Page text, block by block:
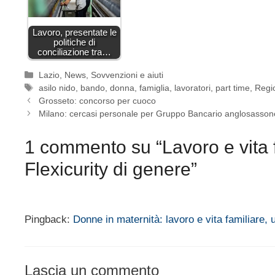
Lavoro, presentate le
politiche di
conciliazione tra…
Categorie
Lazio News Sovvenzioni e aiuti
Tag
asilo nido bando ,donna ,famiglia lavoratori part time
Grosseto: concorso per cuoco
Milano: cercasi personale per Gruppo Bancario
1 commento su “Lavoro e
Flexicurity di genere”
Pingback: Donne in maternità: lavoro e vita familiare,
Lascia un commento